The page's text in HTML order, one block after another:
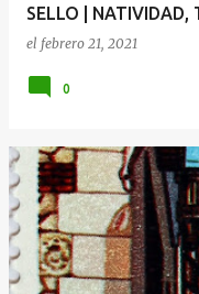
SELLO | NATIVIDAD,
el febrero 21, 2021
0